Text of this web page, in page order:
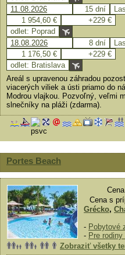
11.08.2026
15 dní
1 954,60 €
+229 €
odlet: Poprad
18.08.2026
8 dní
1 176,50 €
+229 €
odlet: Bratislava
Areál s upravenou záhradou
viacerých viliek a ústi priamo do
Modrou vlajkou. Pozvoľný, veľmi
slnečníky na pláži (zdarma).
Portes Beach
Cena s
Grécko,
- Pobytové
- Pre
Zobraziť všetky